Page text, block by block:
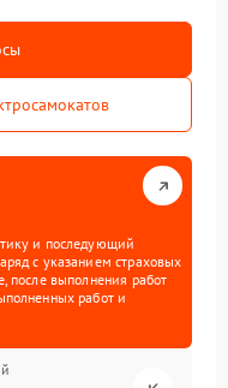
и последующий
с указанием страховых
после выполнения работ
работ и